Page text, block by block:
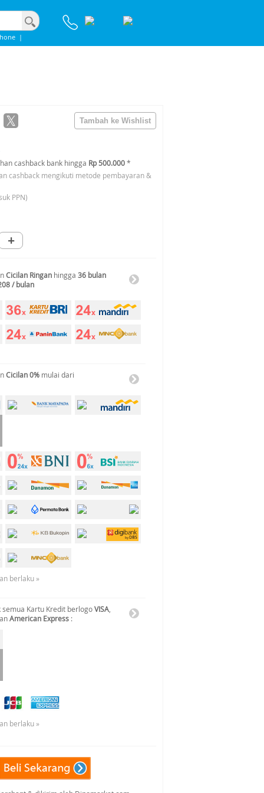
|
cashback bank hingga Rp 500.000*
cashback mengikuti metode pembayaran &
PPN)
+
Cicilan Ringan hingga 36 bulan
/ bulan
Cicilan 0% mulai dari
berlaku »
Kartu Kredit berlogoVISA
American Express :
berlaku »